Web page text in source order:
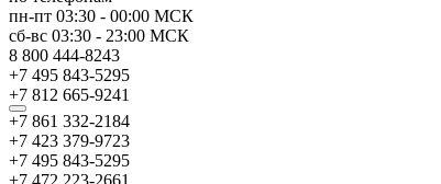
пн-пт 03:30 - 00:00 МСК
сб-вс 03:30 - 23:00 МСК
8 800 444-8243
+7 495 843-5295
+7 812 665-9241
+7 861 332-2184
+7 423 379-9723
+7 495 843-5295
+7 472 223-2661